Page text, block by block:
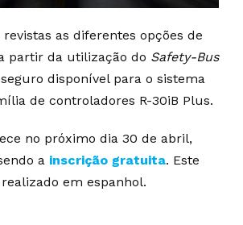
as diferentes opções de
partir da utilização do Safety-Bus
seguro disponível para o sistema
de controladores R-30iB Plus.
no próximo dia 30 de abril,
a inscrição gratuita. Este
em espanhol.